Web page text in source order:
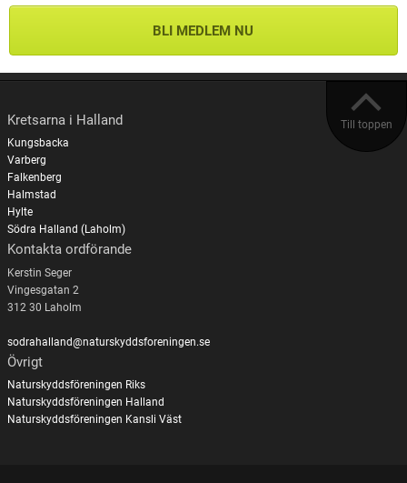
BLI MEDLEM NU
Till toppen
Kretsarna i Halland
Kungsbacka
Varberg
Falkenberg
Halmstad
Hylte
Södra Halland (Laholm)
Kontakta ordförande
Kerstin Seger
Vingesgatan 2
312 30 Laholm
sodrahalland@naturskyddsforeningen.se
Övrigt
Naturskyddsföreningen Riks
Naturskyddsföreningen Halland
Naturskyddsföreningen Kansli Väst